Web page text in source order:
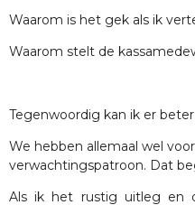
Waarom is het gek als ik
Waarom stelt de
Tegenwoordig kan ik er
We hebben allemaal wel
verwachtingspatroon. Dat
Als ik het rustig uitleg en